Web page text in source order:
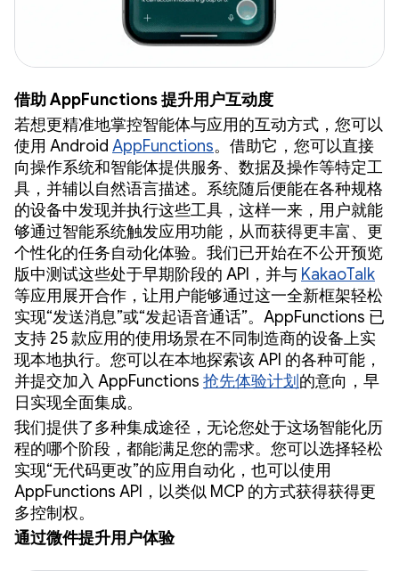
借助 AppFunctions 提升用户互动度
若想更精准地掌控智能体与应用的互动方式，您可以
使用 Android AppFunctions。借助它，您可以直接
向操作系统和智能体提供服务、数据及操作等特定工
具，并辅以自然语言描述。系统随后便能在各种规格
的设备中发现并执行这些工具，这样一来，用户就能
够通过智能系统触发应用功能，从而获得更丰富、更
个性化的任务自动化体验。我们已开始在不公开预览
版中测试这些处于早期阶段的 API，并与 KakaoTalk
等应用展开合作，让用户能够通过这一全新框架轻松
实现“发送消息”或“发起语音通话”。AppFunctions 已
支持 25 款应用的使用场景在不同制造商的设备上实
现本地执行。您可以在本地探索该 API 的各种可能，
并提交加入 AppFunctions 抢先体验计划 的意向，早
日实现全面集成。
我们提供了多种集成途径，无论您处于这场智能化历
程的哪个阶段，都能满足您的需求。您可以选择轻松
实现“无代码更改”的应用自动化，也可以使用
AppFunctions API，以类似 MCP 的方式获得获得更
多控制权。
通过微件提升用户体验